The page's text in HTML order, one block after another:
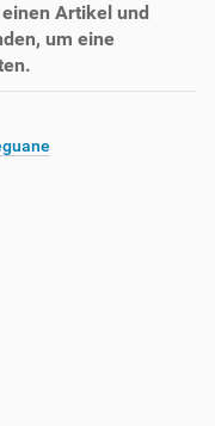
Artikel und
um eine